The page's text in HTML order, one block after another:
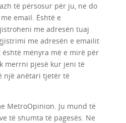
të përsosur për ju, ne do
email. Është e
me adresën tuaj
me adresën e emailit
mënyra më e mirë për
merrni pjesë kur jeni të
një anëtari tjetër të
MetroOpinion. Ju mund të
të shumta të pagesës. Ne